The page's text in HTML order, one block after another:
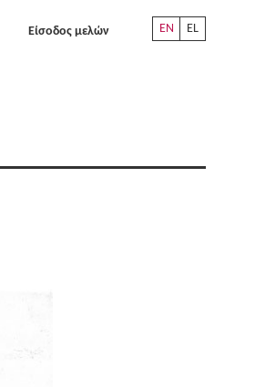
EN EL
Είσοδος μελών